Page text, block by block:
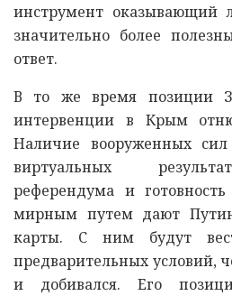
инструмент оказывающий
значительно более
ответ.
В то же время позиции
интервенции в Крым
Наличие вооруженных
виртуальных
референдума и
мирным путем дают
карты. С ним будут
предварительных условий,
и добивался. Его